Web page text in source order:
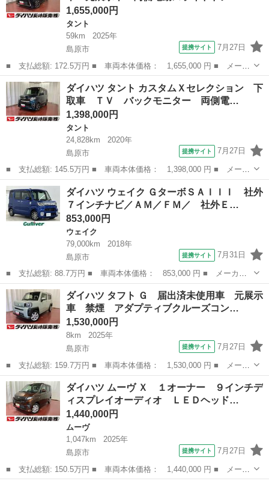
1,655,000円
タント
59km
2025年
島原市
提携サイト 7月27日
■ 支払総額: 172.5万円 ■ 車両本体価格： 1,655,000 円 ■ メーカ
ー名： ダイハツ ■ 車種名： タント ■ グレード名： カスタム
Ｘ 届出済未使用車 元展示車 両側電動スライドドア １オーナ
ー アイド...
長崎 島原市 タント
ダイハツ タント カスタムＸセレクション 下
取車 ＴＶ バックモニター 両側電…
1,398,000円
タント
24,828km
2020年
島原市
提携サイト 7月27日
■ 支払総額: 145.5万円 ■ 車両本体価格： 1,398,000 円 ■ メーカ
ー名： ダイハツ ■ 車種名： タント ■ グレード名： カスタム
Ｘセレクション 下取車 ＴＶ バックモニター 両側電動スライド
ドア ナ...
長崎 島原市 タント
ダイハツ ウェイク ＧターボＳＡＩＩＩ 社外
７インチナビ／ＡＭ／ＦＭ／ 社外Ｅ…
853,000円
ウェイク
79,000km
2018年
島原市
提携サイト 7月31日
■ 支払総額: 88.7万円 ■ 車両本体価格： 853,000 円 ■ メーカー
名： ダイハツ ■ 車種名： ウェイク ■ グレード名： Ｇターボ
ＳＡＩＩＩ 社外７インチナビ／ＡＭ／ＦＭ／ 社外ＥＴＣ 両側パ
ワースライド...
長崎 島原市 ウェイク
ダイハツ タフト Ｇ 届出済未使用車 元展示
車 禁煙 アダプティブクルーズコン…
1,530,000円
8km
2025年
島原市
提携サイト 7月27日
■ 支払総額: 159.7万円 ■ 車両本体価格： 1,530,000 円 ■ メーカ
ー名： ダイハツ ■ 車種名： タフト ■ グレード名： Ｇ 届出
済未使用車 元展示車 禁煙 アダプティブクルーズコントロール
衝突被害...
長崎 島原市 ダイハツ
ダイハツ ムーヴ Ｘ １オーナー ９インチデ
ィスプレイオーディオ ＬＥＤヘッド…
1,440,000円
ムーヴ
1,047km
2025年
島原市
提携サイト 7月27日
■ 支払総額: 150.5万円 ■ 車両本体価格： 1,440,000 円 ■ メーカ